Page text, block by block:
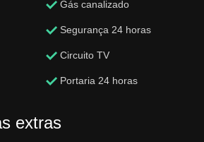
Gás canalizado
Segurança 24 horas
Circuito TV
Portaria 24 horas
extras